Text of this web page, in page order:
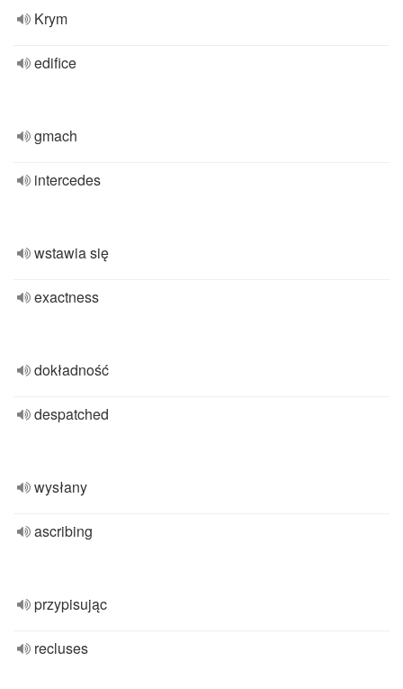
Krym
edifice
gmach
intercedes
wstawia się
exactness
dokładność
despatched
wysłany
ascribing
przypisując
recluses